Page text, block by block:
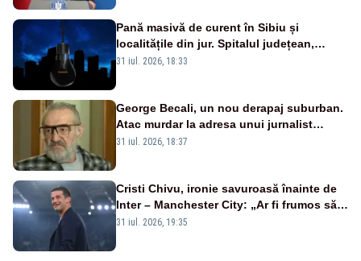
Pană masivă de curent în Sibiu și
localitățile din jur. Spitalul județean,
semafoarele, rețelele de telefonie, grav
31 iul. 2026, 18:33
George Becali, un nou derapaj suburban.
Atac murdar la adresa unui jurnalist
sportiv – AUDIO
31 iul. 2026, 18:37
Cristi Chivu, ironie savuroasă înainte de
Inter – Manchester City: „Ar fi frumos să
mai cumpărați și de la noi”
31 iul. 2026, 19:35